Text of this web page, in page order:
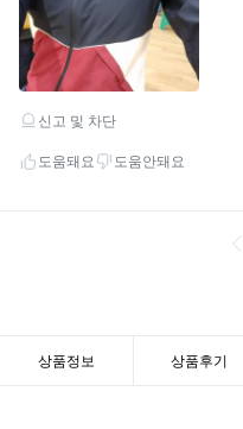
상품정보 상품후기